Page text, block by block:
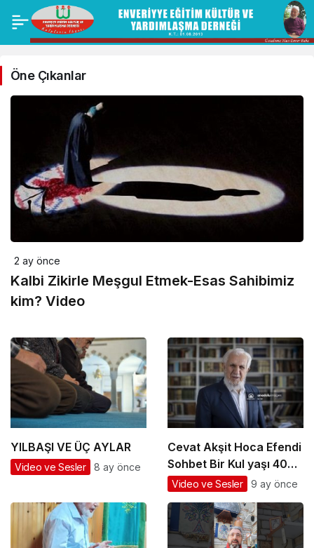
Öne Çıkanlar
2 ay önce
Kalbi Zikirle Meşgul Etmek-Esas Sahibimiz
kim? Video
YILBAŞI VE ÜÇ AYLAR
Video ve Sesler 8 ay önce
Cevat Akşit Hoca Efendi
Sohbet Bir Kul yaşı 40
olunca Allah onu 4
Video ve Sesler 9 ay önce